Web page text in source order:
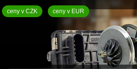
ceny v CZK ceny v EUR